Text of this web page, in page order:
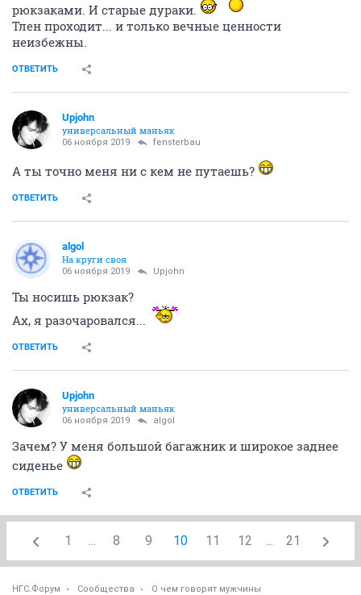
рюкзаками. И старые дураки.
Тлен проходит... и только вечные ценности
неизбежны.
ОТВЕТИТЬ
Upjohn
универсальный маньяк
06 ноября 2019 fensterbau
А ты точно меня ни с кем не путаешь?
ОТВЕТИТЬ
аlgоl
На круги своя
06 ноября 2019 Upjohn
Ты носишь рюкзак?
Ах, я разочаровался...
ОТВЕТИТЬ
Upjohn
универсальный маньяк
06 ноября 2019 аlgоl
Зачем? У меня большой багажник и широкое заднее
сиденье
ОТВЕТИТЬ
1 ... 8 9 10 11 12 ... 21
НГС.Форум Сообщества О чем говорят мужчины